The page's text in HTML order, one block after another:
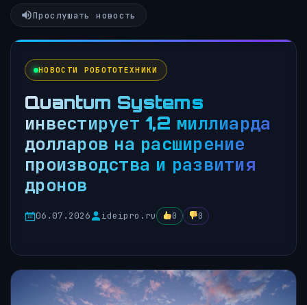
Прослушать новость
НОВОСТИ РОБОТОТЕХНИКИ
Quantum Systems
инвестирует 1,2 миллиарда
долларов на расширение
производства и развития
дронов
06.07.2026 ideipro.ru 0 0